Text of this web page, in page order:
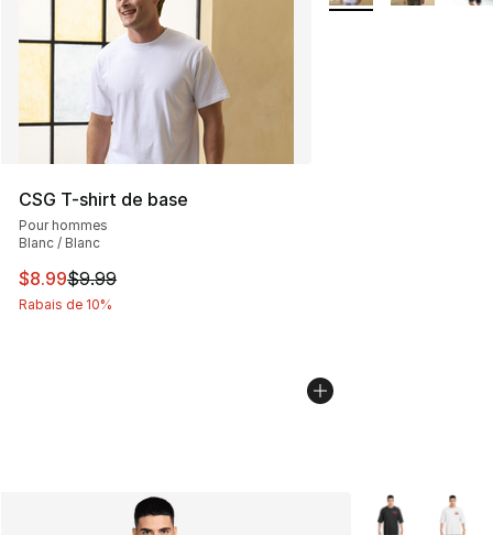
CSG T-shirt de base
Pour hommes
Blanc / Blanc
Cet article est en solde. Le prix est passé de $9.99 à
$8.99$9.99
Rabais de 10%
Plus de